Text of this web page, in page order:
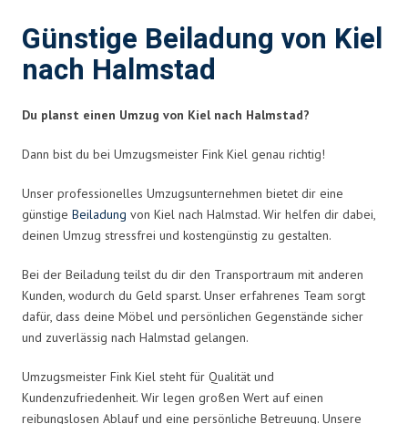
Günstige Beiladung von Kiel
nach Halmstad
Du planst einen Umzug von Kiel nach Halmstad?
Dann bist du bei Umzugsmeister Fink Kiel genau richtig!
Unser professionelles Umzugsunternehmen bietet dir eine
günstige Beiladung von Kiel nach Halmstad. Wir helfen dir dabei,
deinen Umzug stressfrei und kostengünstig zu gestalten.
Bei der Beiladung teilst du dir den Transportraum mit anderen
Kunden, wodurch du Geld sparst. Unser erfahrenes Team sorgt
dafür, dass deine Möbel und persönlichen Gegenstände sicher
und zuverlässig nach Halmstad gelangen.
Umzugsmeister Fink Kiel steht für Qualität und
Kundenzufriedenheit. Wir legen großen Wert auf einen
reibungslosen Ablauf und eine persönliche Betreuung. Unsere